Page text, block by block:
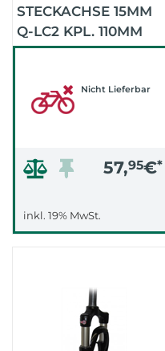
STECKACHSE 15MM
Q-LC2 KPL. 110MM
BOOST (.)
Nicht Lieferbar
57,95€*
inkl. 19% MwSt.